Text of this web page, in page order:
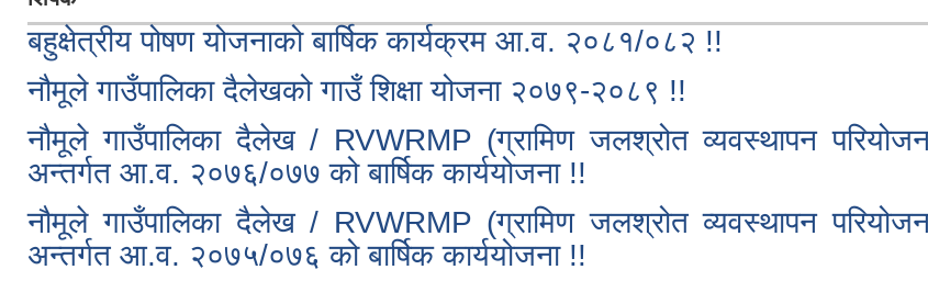
बहुक्षेत्रीय पोषण योजनाको बार्षिक कार्यक्रम आ.व. २०८१/०८२ !!
नौमूले गाउँपालिका दैलेखको गाउँ शिक्षा योजना २०७९-२०८९ !!
नौमूले गाउँपालिका दैलेख / RVWRMP (ग्रामिण जलश्रोत व्यवस्थापन
अन्तर्गत आ.व. २०७६/०७७ को बार्षिक कार्ययोजना !!
नौमूले गाउँपालिका दैलेख / RVWRMP (ग्रामिण जलश्रोत व्यवस्थापन
अन्तर्गत आ.व. २०७५/०७६ को बार्षिक कार्ययोजना !!